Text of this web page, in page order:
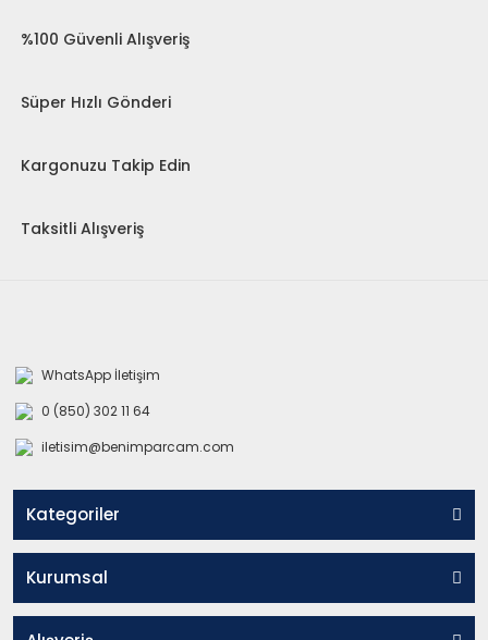
%100 Güvenli Alışveriş
Süper Hızlı Gönderi
Kargonuzu Takip Edin
Taksitli Alışveriş
WhatsApp İletişim
0 (850) 302 11 64
iletisim@benimparcam.com
Kategoriler
Kurumsal